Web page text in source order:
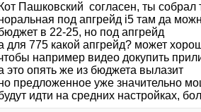
Кот Пашковский согласен, ты собрал
под апгрейд i5 там да
в 22-25, но под апгрейд
для 775 какой апгрейд? может
например видео докупить
это опять же из бюджета вылазит
предложенное уже значительно
идти на средних настройках,